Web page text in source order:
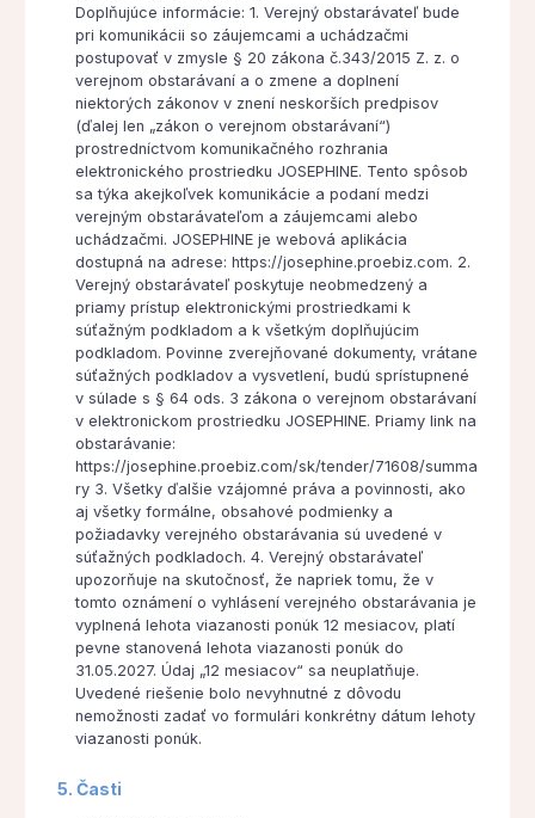
Doplňujúce informácie: 1. Verejný obstarávateľ bude
pri komunikácii so záujemcami a uchádzačmi
postupovať v zmysle § 20 zákona č.343/2015 Z. z. o
verejnom obstarávaní a o zmene a doplnení
niektorých zákonov v znení neskorších predpisov
(ďalej len „zákon o verejnom obstarávaní“)
prostredníctvom komunikačného rozhrania
elektronického prostriedku JOSEPHINE. Tento spôsob
sa týka akejkoľvek komunikácie a podaní medzi
verejným obstarávateľom a záujemcami alebo
uchádzačmi. JOSEPHINE je webová aplikácia
dostupná na adrese: https://josephine.proebiz.com. 2.
Verejný obstarávateľ poskytuje neobmedzený a
priamy prístup elektronickými prostriedkami k
súťažným podkladom a k všetkým doplňujúcim
podkladom. Povinne zverejňované dokumenty, vrátane
súťažných podkladov a vysvetlení, budú sprístupnené
v súlade s § 64 ods. 3 zákona o verejnom obstarávaní
v elektronickom prostriedku JOSEPHINE. Priamy link na
obstarávanie:
https://josephine.proebiz.com/sk/tender/71608/summa
ry 3. Všetky ďalšie vzájomné práva a povinnosti, ako
aj všetky formálne, obsahové podmienky a
požiadavky verejného obstarávania sú uvedené v
súťažných podkladoch. 4. Verejný obstarávateľ
upozorňuje na skutočnosť, že napriek tomu, že v
tomto oznámení o vyhlásení verejného obstarávania je
vyplnená lehota viazanosti ponúk 12 mesiacov, platí
pevne stanovená lehota viazanosti ponúk do
31.05.2027. Údaj „12 mesiacov“ sa neuplatňuje.
Uvedené riešenie bolo nevyhnutné z dôvodu
nemožnosti zadať vo formulári konkrétny dátum lehoty
viazanosti ponúk.
5. Časti